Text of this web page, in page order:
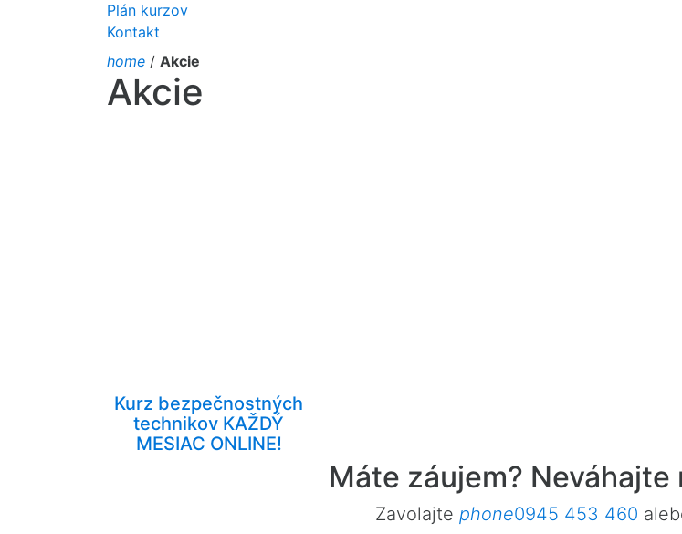
Plán kurzov
Kontakt
home / Akcie
Akcie
Kurz bezpečnostných
technikov KAŽDÝ
MESIAC ONLINE!
Máte záujem?
Zavolajte phone0945 453 460